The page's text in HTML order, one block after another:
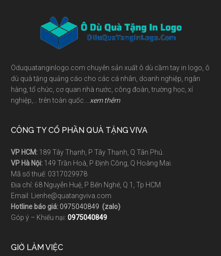
Footer
Oduquatanginlogo.com chuyên sản xuất ô dù cầm tay in logo, ô
dù quà tặng quảng cáo cho các cá nhân, doanh nghiệp, ngân
hàng, tổ chức, cơ quan nhà nước, công đoàn, trường học, xí
nghiệp,… trên toàn quốc….xem thêm
CÔNG TY CỔ PHẦN QUÀ TẶNG VIVA
VP HCM: 189 Tây Thạnh, P Tây Thạnh, Q Tân Phú.
VP Hà Nội: 149 Trần Hoà, P Định Công, Q Hoàng Mai.
Mã số thuế: 0317029978
Địa chỉ: 68 Nguyễn Huệ, P Bến Nghé, Q 1, Tp HCM
Email: Lienhe@quatangviva.com
Hotline báo giá: 0975040849 (zalo)
Góp ý – Khiếu nại:0975040849
GIỜ LÀM VIỆC